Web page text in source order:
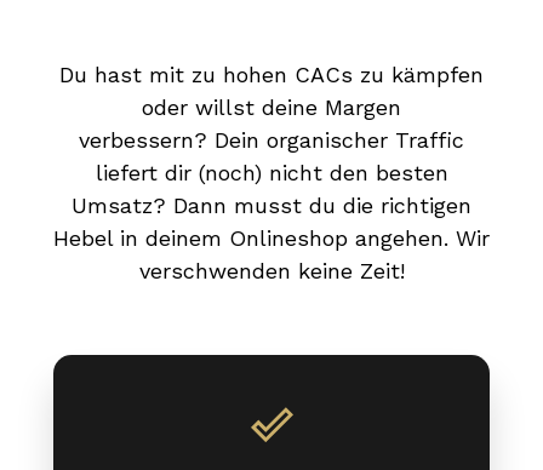
Du hast mit zu hohen CACs zu kämpfen
oder willst deine Margen
verbessern? Dein organischer Traffic
liefert dir (noch) nicht den besten
Umsatz? Dann musst du die richtigen
Hebel in deinem Onlineshop angehen. Wir
verschwenden keine Zeit!